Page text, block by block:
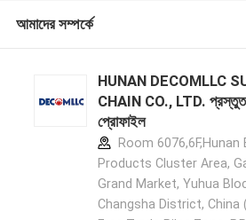
আমাদের সম্পর্কে
HUNAN DECOMLLC
CHAIN CO., LTD.
প্রোফাইল
Room 6076,6F,Hunan
Products Cluster Area,
Grand Market, Yuhua
Changsha District, China